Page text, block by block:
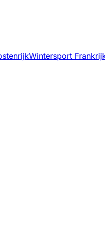
Wintersport